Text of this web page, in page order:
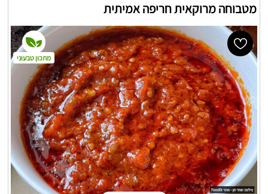
מטבוחה מרוקאית חריפה אמיתית
מתכון טבעוני